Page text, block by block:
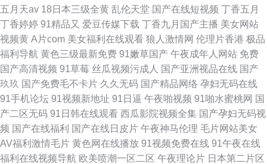
五月天av 18日本三级全黄 乱伦天堂 国产在线短视频 丁香五月
丁香婷婷 91精品又 爱豆传媒下载 丁香九月国产主播 美女网站
视频黄 A片com 美女福利在线观看 狼人激情网 伦理片香港 极品
福利导航 黄色三级最新免费 91嫩草国产 午夜成年人网站 免费
国产高清视频 91草莓 丝瓜视频污成人 国产亚洲视品在线 国产
玖玖 国产免费毛不卡片 久久无码 国产精品网络 孕妇无码在线
91手机论坛 91视频新地址 91日逼 午夜啪视频 91啪水蜜桃网 国
产二区无码 91日韩在线观看 西瓜影院视频全集 国产孕妇无码视
频 国产在线福利 国产在线日皮片 午夜神马伦理 毛片网站美女
AV福利激情毛片 黄色网在线播放 91视频免费在线 91午夜在线
福利在线视频导航 欧美喷潮一区二区 午夜理论片 日本第二片区